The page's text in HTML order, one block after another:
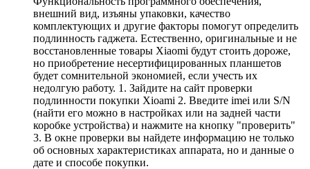
внешний вид, изъяны упаковки, качество
комплектующих и другие факторы помогут определить
подлинность гаджета. Естественно, оригинальные и не
восстановленные товары Xiaomi будут стоить дороже,
но приобретение несертифицированных планшетов
будет сомнительной экономией, если учесть их
недолгую работу. 1. Зайдите на сайт проверки
подлинности покупки Xioami 2. Введите imei или S/N
(найти его можно в настройках или на задней части
коробке устройства) и нажмите на кнопку "проверить"
3. В окне проверки вы найдете информацию не только
об основных характеристиках аппарата, но и данные о
дате и способе покупки.